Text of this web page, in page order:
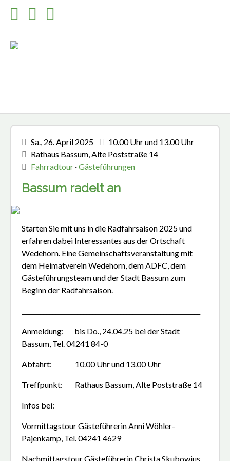
Sa., 26. April 2025
10.00 Uhr und 13.00 Uhr
Rathaus Bassum, Alte Poststraße 14
Fahrradtour ·Gästeführungen
Bassum radelt an
Starten Sie mit uns in die Radfahrsaison 2025 und
erfahren dabei Interessantes aus der Ortschaft
Wedehorn. Eine Gemeinschaftsveranstaltung mit
dem Heimatverein Wedehorn, dem ADFC, dem
Gästeführungsteam und der Stadt Bassum zum
Beginn der Radfahrsaison.
Anmeldung: bis Do., 24.04.25 bei der Stadt
Bassum, Tel. 04241 84-0
Abfahrt: 10.00 Uhr und 13.00 Uhr
Treffpunkt: Rathaus Bassum, Alte Poststraße 14
Infos bei:
Vormittagstour Gästeführerin Anni Wöhler-
Pajenkamp, Tel. 04241 4629
Nachmittagstour Gästeführerin Christa Skubowius,